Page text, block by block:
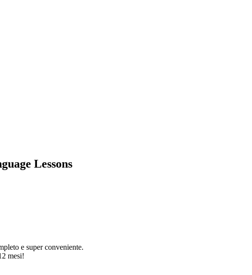
Lessons
e super conveniente.
mesi!